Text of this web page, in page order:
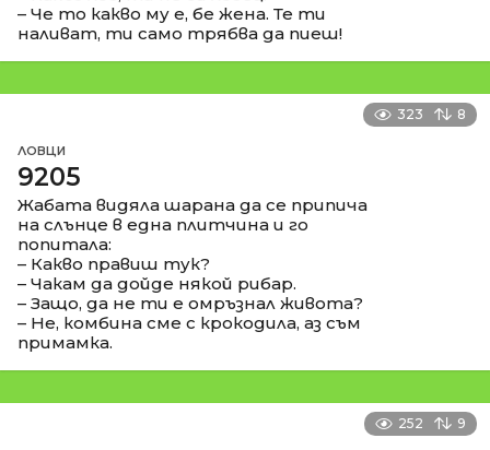
– Че то какво му е, бе жена. Те ти
наливат, ти само трябва да пиеш!
323 8
ЛОВЦИ
9205
Жабата видяла шарана да се припича
на слънце в една плитчина и го
попитала:
– Какво правиш тук?
– Чакам да дойде някой рибар.
– Защо, да не ти е омръзнал живота?
– Не, комбина сме с крокодила, аз съм
примамка.
252 9